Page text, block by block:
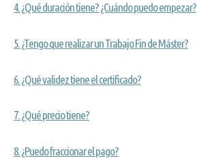
4. ¿Qué duración tiene? ¿Cuándo puedo empezar?
5. ¿Tengo que realizar un Trabajo Fin de Máster?
6. ¿Qué validez tiene el certificado?
7. ¿Qué precio tiene?
8. ¿Puedo fraccionar el pago?